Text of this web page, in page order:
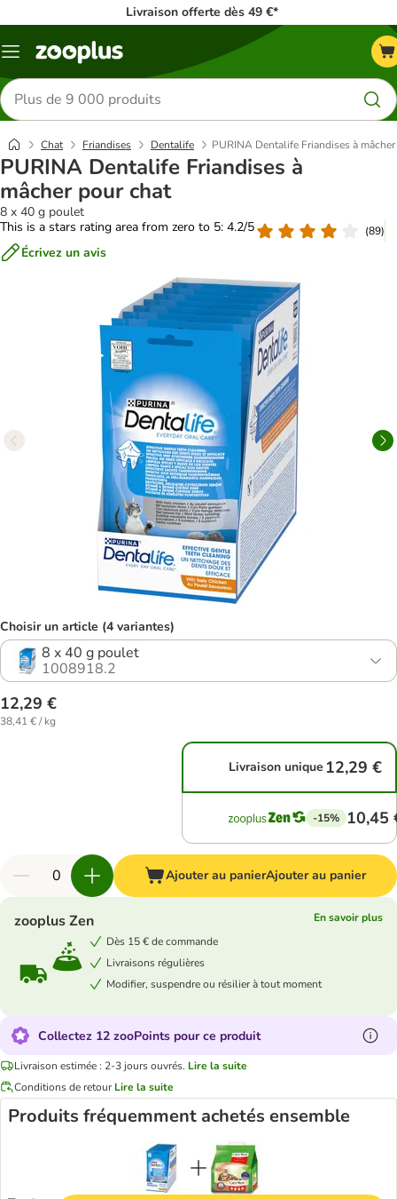
Livraison offerte dès 49 €*
Menu
Rechercher
des
produits
Chat Friandises Dentalife PURINA Dentalife Friandises à
PURINA Dentalife Friandises à
mâcher pour chat
8 x 40 g poulet
This is a stars rating area from zero to 5: 4.2/5
(89)
Écrivez un avis
Choisir un article (4 variantes)
8 x 40 g poulet
1008918.2
12,29 €
38,41 € / kg
Livraison unique 12,29 €
-15% 10,45
Ajouter au panierAjouter au panier
zooplus Zen
En savoir plus
Dès 15 € de commande
Livraisons régulières
Modifier, suspendre ou résilier à tout moment
Collectez 12 zooPoints pour ce produit
Livraison estimée : 2-3 jours ouvrés. Lire la suite
Conditions de retour Lire la suite
Produits fréquemment achetés ensemble